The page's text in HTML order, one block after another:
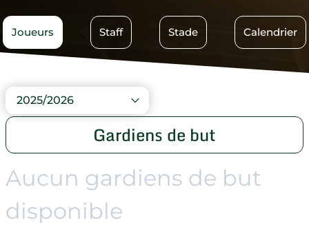
Joueurs Staff Stade Calendrier
2025/2026
Gardiens de but
Aucun gardiens de but
disponible